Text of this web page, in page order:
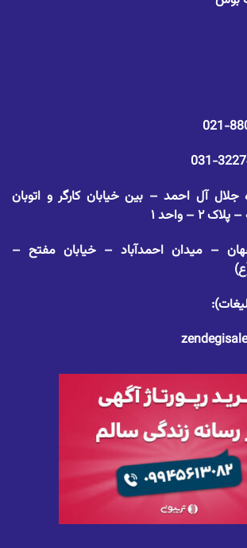
جلال آل احمد – بین خیابان کارگر و اتوبان
۲ – واحد ۱
– میدان احمدآباد – خیابان مفتح –